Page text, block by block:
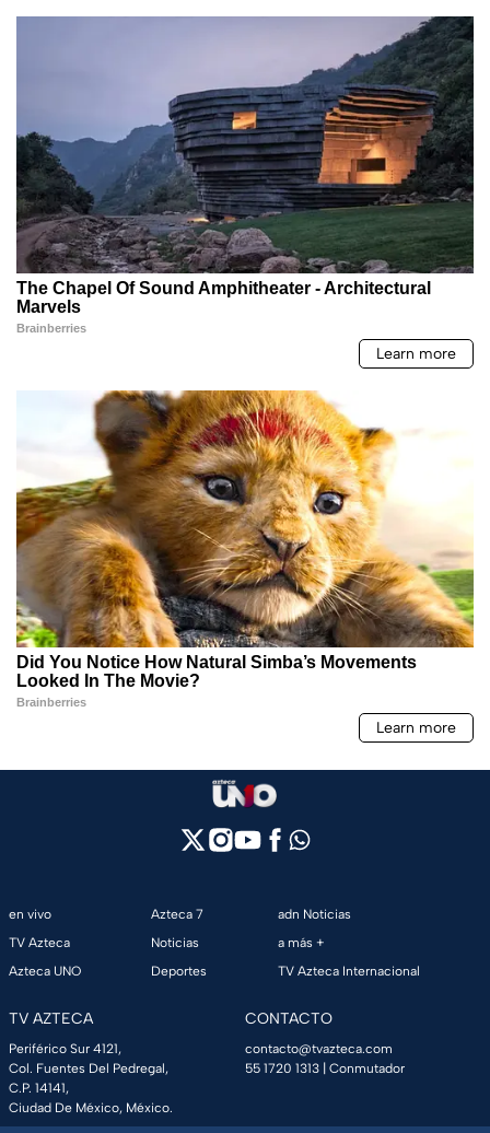
en vivo
TV Azteca
Azteca UNO
Azteca 7
Noticias
Deportes
adn Noticias
a más +
TV Azteca Internacional
TV AZTECA
Periférico Sur 4121,
Col. Fuentes Del Pedregal,
C.P. 14141,
Ciudad De México, México.
CONTACTO
contacto@tvazteca.com
55 1720 1313 | Conmutador